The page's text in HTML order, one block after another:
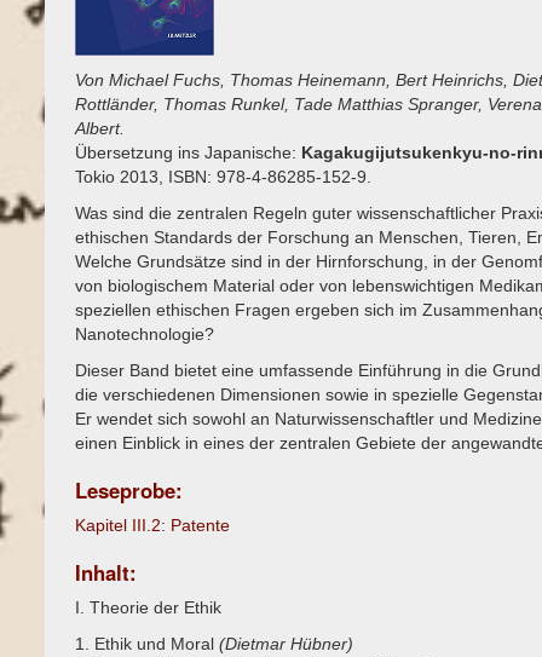
Von Michael Fuchs, Thomas Heinemann, Bert Heinrichs,
Rottländer, Thomas Runkel, Tade Matthias Spranger,
Albert.
Übersetzung ins Japanische: Kagakugijutsukenkyu-no-
Tokio 2013, ISBN: 978-4-86285-152-9.
Was sind die zentralen Regeln guter wissenschaftlicher
ethischen Standards der Forschung an Menschen, Tieren,
Welche Grundsätze sind in der Hirnforschung, in der
von biologischem Material oder von lebenswichtigen
speziellen ethischen Fragen ergeben sich im
Nanotechnologie?
Dieser Band bietet eine umfassende Einführung in die
die verschiedenen Dimensionen sowie in spezielle
Er wendet sich sowohl an Naturwissenschaftler und
einen Einblick in eines der zentralen Gebiete der
Leseprobe:
Kapitel III.2: Patente
Inhalt:
I. Theorie der Ethik
1. Ethik und Moral (Dietmar Hübner)